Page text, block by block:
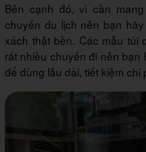
Bên cạnh đó, vì cần
chuyến du lịch nên bạn
xách thật bền. Các mẫu túi
rất nhiều chuyến đi nên
để dùng lâu dài, tiết kiệm chi